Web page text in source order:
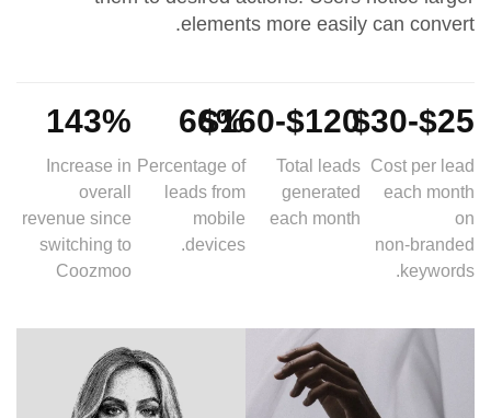
elements more easily can convert.
$25-$30
Cost per lead
each month
on
non-branded
keywords.
$120-$160
Total leads
generated
each month
66%
Percentage of
leads from
mobile
devices.
143%
Increase in
overall
revenue since
switching to
Coozmoo